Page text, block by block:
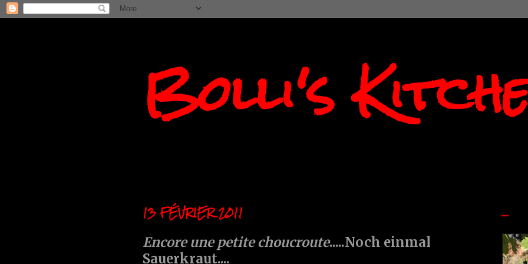
Bolli's
13 FÉVRIER 2011
Encore une petite choucroute.....Noch einmal
Sauerkraut....
...